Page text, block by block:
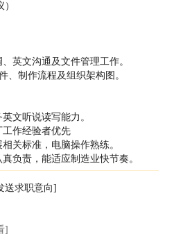
英文沟通及文件管理工作。
、制作流程及组织架构图。
文听说读写能力。
作经验者优先
关标准，电脑操作熟练。
负责，能适应制造业快节奏。
送求职意向]
]